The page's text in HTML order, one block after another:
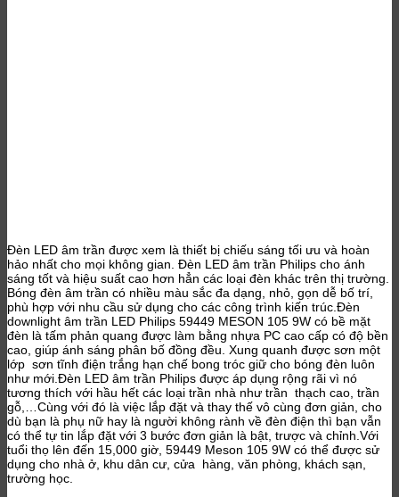
Đèn LED âm trần được xem là thiết bị chiếu sáng tối ưu và hoàn
hảo nhất cho mọi không gian. Đèn LED âm trần Philips cho ánh
sáng tốt và hiệu suất cao hơn hẳn các loại đèn khác trên thị trường.
Bóng đèn âm trần có nhiều màu sắc đa dạng, nhỏ, gọn dễ bố trí,
phù hợp với nhu cầu sử dụng cho các công trình kiến trúc.Đèn
downlight âm trần LED Philips 59449 MESON 105 9W có bề mặt
đèn là tấm phản quang được làm bằng nhựa PC cao cấp có độ bền
cao, giúp ánh sáng phân bố đồng đều. Xung quanh được sơn một
lớp sơn tĩnh điện trắng hạn chế bong tróc giữ cho bóng đèn luôn
như mới.Đèn LED âm trần Philips được áp dụng rộng rãi vì nó
tương thích với hầu hết các loại trần nhà như trần thạch cao, trần
gỗ,…Cùng với đó là việc lắp đặt và thay thế vô cùng đơn giản, cho
dù bạn là phụ nữ hay là người không rành về đèn điện thì bạn vẫn
có thể tự tin lắp đặt với 3 bước đơn giản là bật, trược và chỉnh.Với
tuổi thọ lên đến 15,000 giờ, 59449 Meson 105 9W có thể được sử
dụng cho nhà ở, khu dân cư, cửa hàng, văn phòng, khách sạn,
trường học.